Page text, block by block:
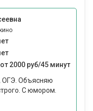
от 2000 руб/45 минут
ОГЭ. Объясняю
С юмором.